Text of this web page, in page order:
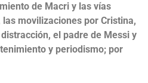
de Macri y las vías
movilizaciones por Cristina,
el padre de Messi y
y periodismo; por